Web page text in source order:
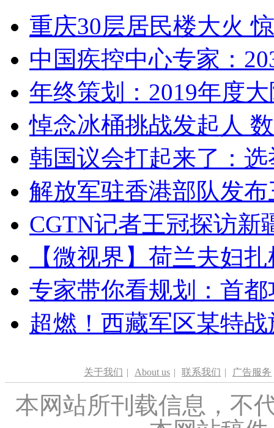
重庆30层居民楼大火
中国疾控中心专家：
年终策划：2019年度
悼念冰桶挑战发起人
韩国议会打起来了：
解放军驻香港部队发
CGTN记者王冠探访新
【微视界】荷兰夫妇
专家带你看规划：首
超燃！西藏军区某特
关于我们 | About us | 联系我们 | 广告服务
本网站所刊载信息，不